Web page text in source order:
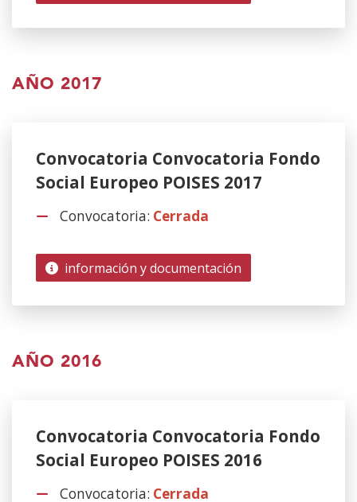
AÑO 2017
Convocatoria Convocatoria Fondo
Social Europeo POISES 2017
Convocatoria: Cerrada
información y documentación
AÑO 2016
Convocatoria Convocatoria Fondo
Social Europeo POISES 2016
Convocatoria: Cerrada